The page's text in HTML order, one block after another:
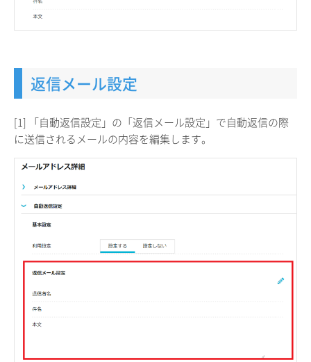
返信メール設定
[1] 「自動返信設定」の「返信メール設定」で自動返信の際
に送信されるメールの内容を編集します。